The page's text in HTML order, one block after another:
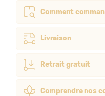
Comment
Livraison
Retrait gratuit
Comprendre nos